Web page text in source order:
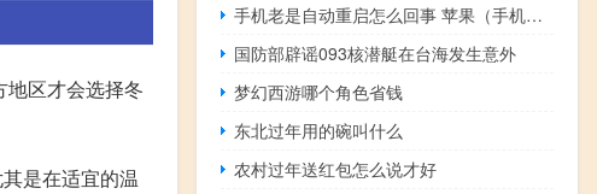
区才会选择冬
是在适宜的温
手机老是自动重启怎么回事 苹果（手机老是自动重启怎么回事）
国防部辟谣093核潜艇在台海发生意外
梦幻西游哪个角色省钱
东北过年用的碗叫什么
农村过年送红包怎么说才好